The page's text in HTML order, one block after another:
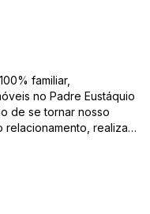
familiar,
no Padre Eustáquio
de se tornar nosso
realizar
de
desde de 1984,
para o sucesso